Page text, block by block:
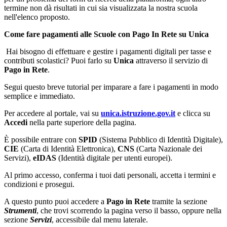
termine non dà risultati in cui sia visualizzata la nostra scuola
nell'elenco proposto.
Come fare pagamenti alle Scuole con Pago In Rete su Unica
Hai bisogno di effettuare e gestire i pagamenti digitali per tasse e
contributi scolastici? Puoi farlo su Unica attraverso il servizio di
Pago in Rete.
Segui questo breve tutorial per imparare a fare i pagamenti in modo
semplice e immediato.
Per accedere al portale, vai su unica.istruzione.gov.it e clicca su
Accedi nella parte superiore della pagina.
È possibile entrare con SPID (Sistema Pubblico di Identità Digitale),
CIE (Carta di Identità Elettronica), CNS (Carta Nazionale dei
Servizi), eIDAS (Identità digitale per utenti europei).
Al primo accesso, conferma i tuoi dati personali, accetta i termini e
condizioni e prosegui.
A questo punto puoi accedere a Pago in Rete tramite la sezione
Strumenti, che trovi scorrendo la pagina verso il basso, oppure nella
sezione Servizi, accessibile dal menu laterale.